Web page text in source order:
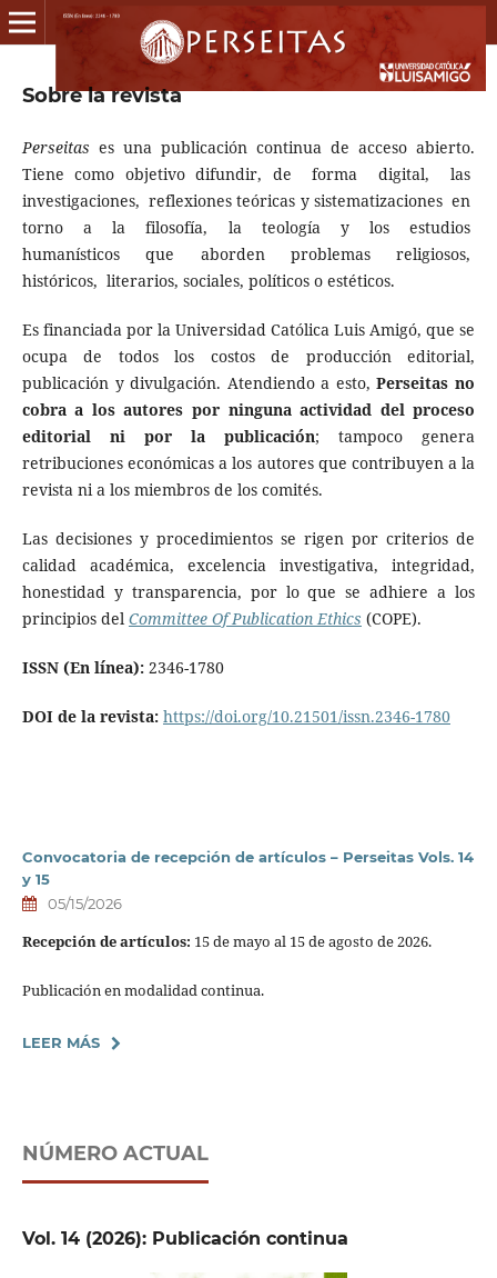
Sobre la revista
Perseitas es una publicación continua de acceso abierto.
Tiene como objetivo difundir, de forma digital, las
investigaciones, reflexiones teóricas y sistematizaciones en
torno a la filosofía, la teología y los estudios
humanísticos que aborden problemas religiosos,
históricos, literarios, sociales, políticos o estéticos.
Es financiada por la Universidad Católica Luis Amigó, que se
ocupa de todos los costos de producción editorial,
publicación y divulgación. Atendiendo a esto,Perseitas no
cobra a los autores por ninguna actividad del proceso
editorial ni por la publicación; tampoco genera
retribuciones económicas a los autores que contribuyen a la
revista ni a los miembros de los comités.
Las decisiones y procedimientos se rigen por criterios de
calidad académica, excelencia investigativa, integridad,
honestidad y transparencia, por lo que se adhiere a los
principios del Committee Of Publication Ethics (COPE).
ISSN (En línea): 2346-1780
DOI de la revista: https://doi.org/10.21501/issn.2346-1780
Convocatoria de recepción de artículos – Perseitas Vols. 14
y 15
05/15/2026
Recepción de artículos: 15 de mayo al 15 de agosto de 2026.
Publicación en modalidad continua.
LEER MÁS
NÚMERO ACTUAL
Vol. 14 (2026): Publicación continua